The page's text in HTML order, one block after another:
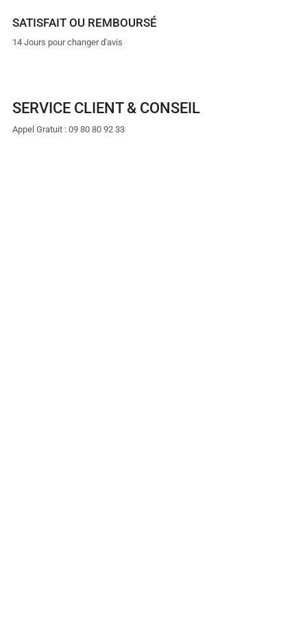
SATISFAIT OU REMBOURSÉ
14 Jours pour changer d'avis
SERVICE CLIENT & CONSEIL
Appel Gratuit : 09 80 80 92 33